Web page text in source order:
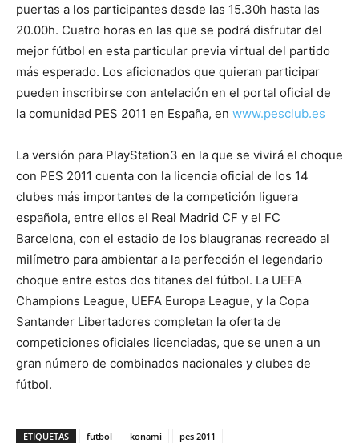
puertas a los participantes desde las 15.30h hasta las
20.00h. Cuatro horas en las que se podrá disfrutar del
mejor fútbol en esta particular previa virtual del partido
más esperado. Los aficionados que quieran participar
pueden inscribirse con antelación en el portal oficial de
la comunidad PES 2011 en España, en www.pesclub.es
La versión para PlayStation3 en la que se vivirá el choque
con PES 2011 cuenta con la licencia oficial de los 14
clubes más importantes de la competición liguera
española, entre ellos el Real Madrid CF y el FC
Barcelona, con el estadio de los blaugranas recreado al
milímetro para ambientar a la perfección el legendario
choque entre estos dos titanes del fútbol. La UEFA
Champions League, UEFA Europa League, y la Copa
Santander Libertadores completan la oferta de
competiciones oficiales licenciadas, que se unen a un
gran número de combinados nacionales y clubes de
fútbol.
ETIQUETAS futbol konami pes 2011